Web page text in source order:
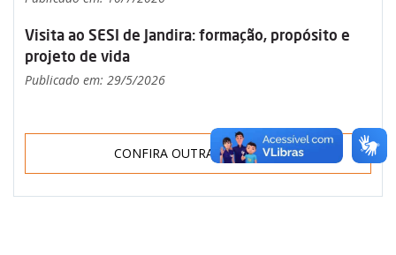
Visita ao SESI de Jandira: formação, propósito e
projeto de vida
Publicado em: 29/5/2026
CONFIRA OUTRAS NOTÍCIAS